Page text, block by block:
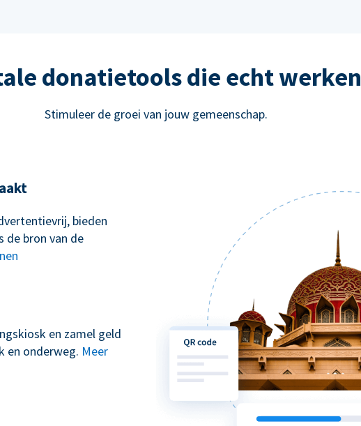
donatietools die echt werken
Stimuleer de groei van jouw gemeenschap.
bieden
de bron van de
en zamel geld
en onderweg. Meer